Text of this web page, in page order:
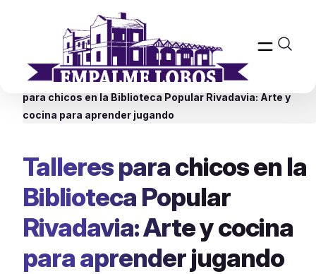
Inicio>Biblioteca Popular Rivadavia Talleres >
para chicos en la Biblioteca Popular Rivadavia: Arte y
cocina para aprender jugando
Talleres para chicos en la
Biblioteca Popular
Rivadavia: Arte y cocina
para aprender jugando